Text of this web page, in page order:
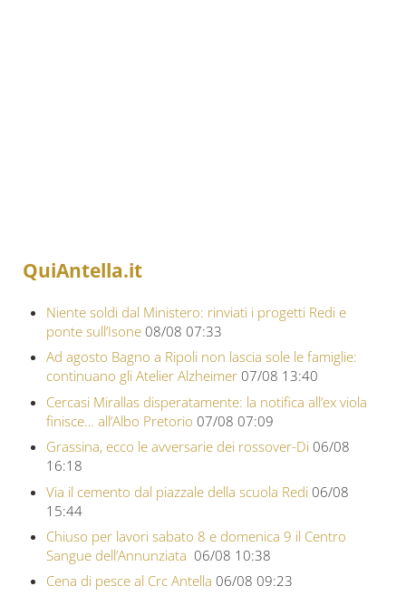
QuiAntella.it
Niente soldi dal Ministero: rinviati i progetti Redi e
ponte sull’Isone 08/08 07:33
Ad agosto Bagno a Ripoli non lascia sole le famiglie:
continuano gli Atelier Alzheimer 07/08 13:40
Cercasi Mirallas disperatamente: la notifica all’ex viola
finisce… all’Albo Pretorio 07/08 07:09
Grassina, ecco le avversarie dei rossover-Di 06/08
16:18
Via il cemento dal piazzale della scuola Redi 06/08
15:44
Chiuso per lavori sabato 8 e domenica 9 il Centro
Sangue dell’Annunziata 06/08 10:38
Cena di pesce al Crc Antella 06/08 09:23